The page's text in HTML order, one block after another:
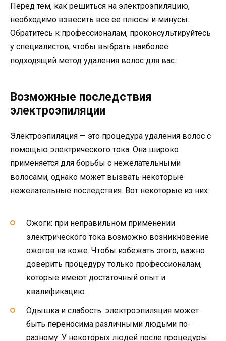
Перед тем, как решиться на электроэпиляцию,
необходимо взвесить все ее плюсы и минусы.
Обратитесь к профессионалам, проконсультируйтесь
у специалистов, чтобы выбрать наиболее
подходящий метод удаления волос для вас.
Возможные последствия
электроэпиляции
Электроэпиляция — это процедура удаления волос с
помощью электрического тока. Она широко
применяется для борьбы с нежелательными
волосами, однако может вызвать некоторые
нежелательные последствия. Вот некоторые из них:
Ожоги: при неправильном применении
электрического тока возможно возникновение
ожогов на коже. Чтобы избежать этого, важно
доверить процедуру только профессионалам,
которые имеют достаточный опыт и
квалификацию.
Одышка и слабость: электроэпиляция может
быть переносима различными людьми по-
разному. У некоторых людей после процедуры